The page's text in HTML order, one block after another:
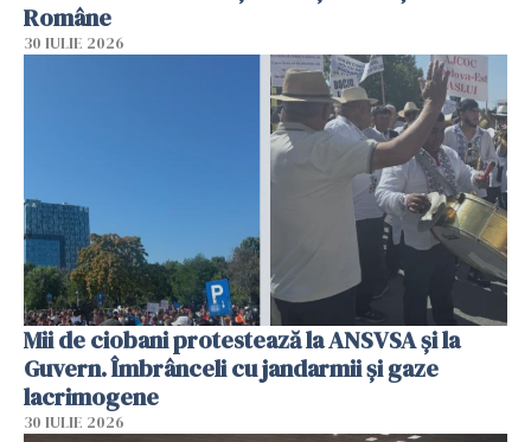
Române
30 IULIE 2026
Mii de ciobani protestează la ANSVSA și la
Guvern. Îmbrânceli cu jandarmii și gaze
lacrimogene
30 IULIE 2026